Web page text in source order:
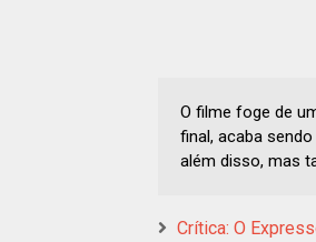
O filme foge de
final, acaba
além disso, mas
Crítica: O